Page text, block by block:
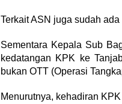
Terkait ASN juga sudah
Sementara Kepala Sub
kedatangan KPK ke
bukan OTT (Operasi
Menurutnya, kehadiran